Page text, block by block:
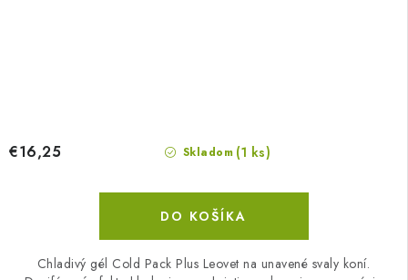
Skladom (1 ks)
€16,25
DO KOŠÍKA
Chladivý gél Cold Pack Plus Leovet na unavené svaly koní.